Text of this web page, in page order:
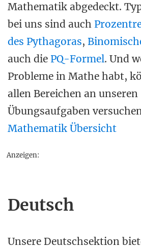
Mathematik abgedeckt.
bei uns sind auch
des Pythagoras,
auch die PQ-Formel. Und
Probleme in Mathe habt,
allen Bereichen an unseren
Übungsaufgaben
Mathematik Übersicht
Anzeigen:
Deutsch
Unsere Deutschsektion